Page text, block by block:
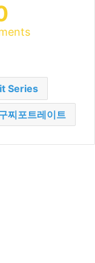
Series
찌포트레이트